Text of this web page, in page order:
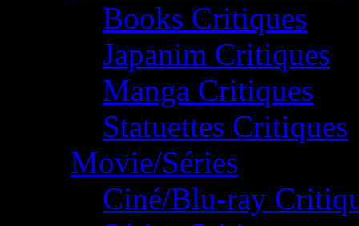
Books Critiques
Japanim Critiques
Manga Critiques
Statuettes Critiques
Movie/Séries
Ciné/Blu-ray